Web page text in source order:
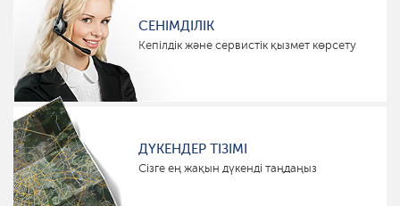
СЕНІМДІЛІК
Кепілдік және сервистік қызмет көрсету
ДҮКЕНДЕР ТІЗІМІ
Сізге ең жақын дүкенді таңдаңыз